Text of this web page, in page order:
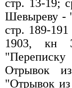
стр. 13-19;
Шевыреву -
стр. 189-
1903, кн
Отрывок
"Отрывок